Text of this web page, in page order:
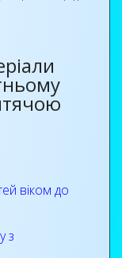
Трейдінг»,
підтримки
28
освіти –
віком до
з